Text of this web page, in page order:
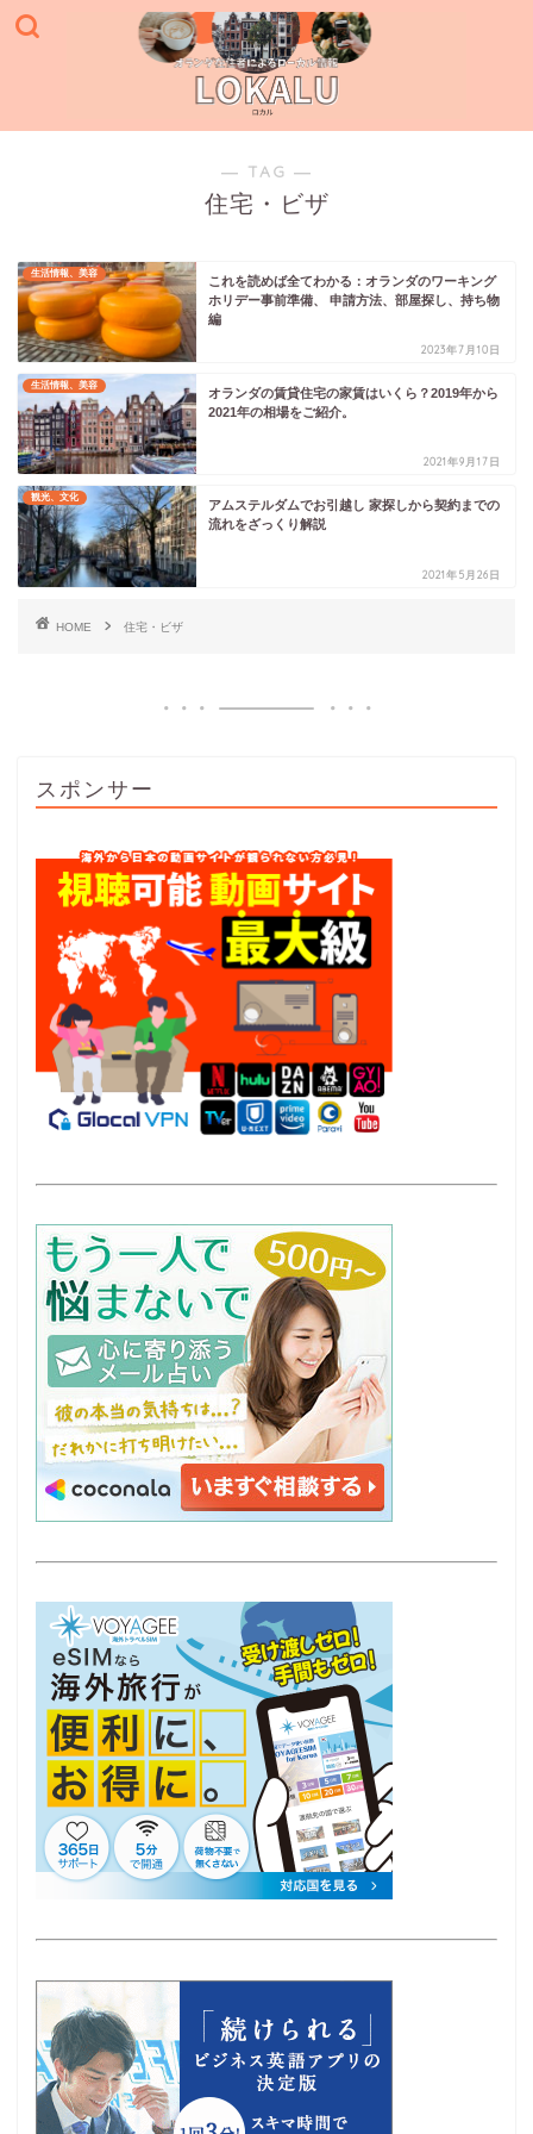
― TAG ―
住宅・ビザ
生活情報、美容
これを読めば全てわかる：オランダのワーキング
ホリデー事前準備、 申請方法、部屋探し、持ち物
編
2023年7月10日
生活情報、美容
オランダの賃貸住宅の家賃はいくら？2019年から
2021年の相場をご紹介。
2021年9月17日
観光、文化
アムステルダムでお引越し 家探しから契約までの
流れをざっくり解説
2021年5月26日
HOME 住宅・ビザ
スポンサー